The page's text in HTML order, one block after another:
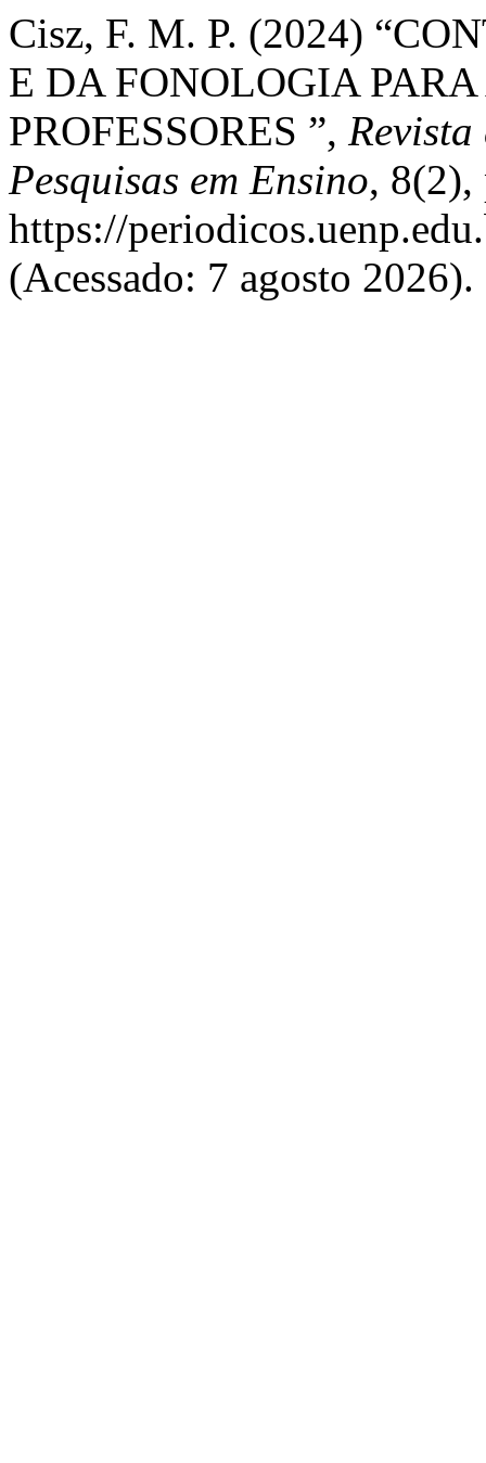
Cisz, F. M. P. (2024)
E DA FONOLOGIA
PROFESSORES ”,
Pesquisas em Ensino, 8(2),
https://
(Acessado: 7 agosto 2026).